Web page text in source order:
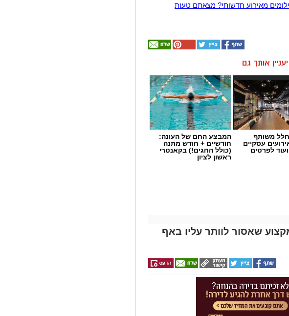
מאירוע חדשותי? מצאתם טעות
אותך גם
משותף
עסקיים
לפרטים
המבצע החם של העונה:
חודשיים + חודש מתנה
(כולל החגים!) בקאנטרי
ראשון לציון
שאסור לוותר עליו באף